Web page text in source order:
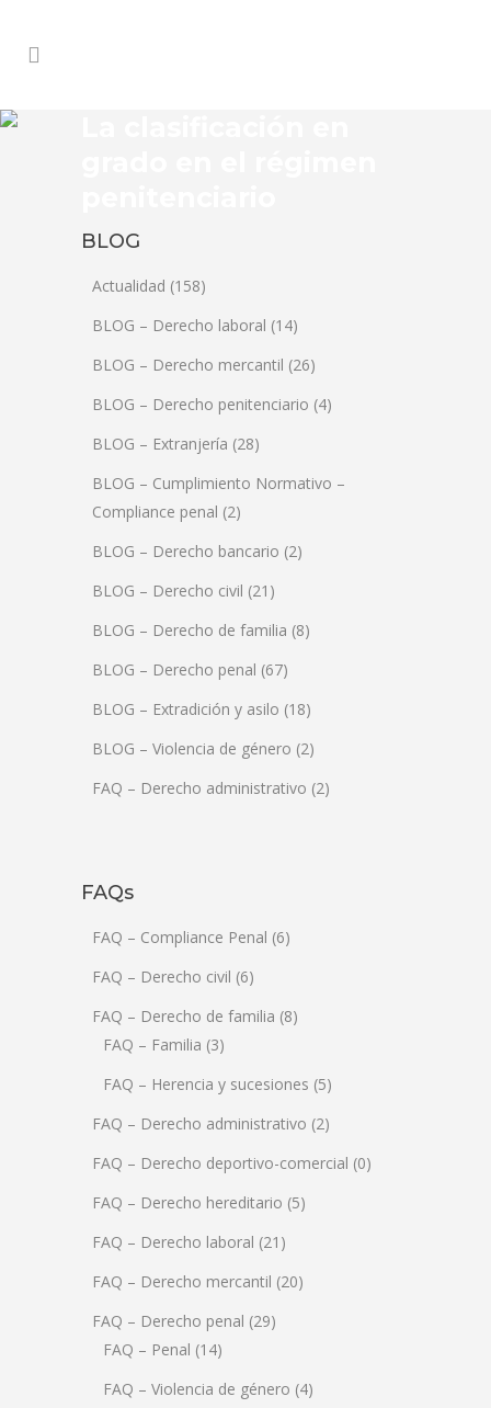
BLOG
Actualidad (158)
BLOG – Derecho laboral (14)
BLOG – Derecho mercantil (26)
BLOG – Derecho penitenciario (4)
BLOG – Extranjería (28)
BLOG – Cumplimiento Normativo –
Compliance penal (2)
BLOG – Derecho bancario (2)
BLOG – Derecho civil (21)
BLOG – Derecho de familia (8)
BLOG – Derecho penal (67)
BLOG – Extradición y asilo (18)
BLOG – Violencia de género (2)
FAQ – Derecho administrativo (2)
FAQs
FAQ – Compliance Penal (6)
FAQ – Derecho civil (6)
FAQ – Derecho de familia (8)
FAQ – Familia (3)
FAQ – Herencia y sucesiones (5)
FAQ – Derecho administrativo (2)
FAQ – Derecho deportivo-comercial (0)
FAQ – Derecho hereditario (5)
FAQ – Derecho laboral (21)
FAQ – Derecho mercantil (20)
FAQ – Derecho penal (29)
FAQ – Penal (14)
FAQ – Violencia de género (4)